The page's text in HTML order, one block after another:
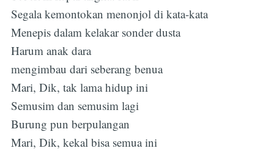
Segala kemontokan menonjol di kata-kata
Menepis dalam kelakar sonder dusta
Harum anak dara
mengimbau dari seberang benua
Mari, Dik, tak lama hidup ini
Semusim dan semusim lagi
Burung pun berpulangan
Mari, Dik, kekal bisa semua ini